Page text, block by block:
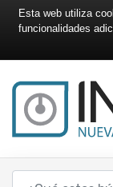
Esta web utiliza
funcionalidades